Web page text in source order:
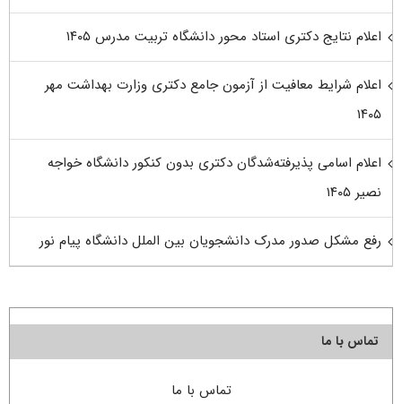
اعلام نتایج دکتری استاد محور دانشگاه تربیت مدرس ۱۴۰۵
اعلام شرایط معافیت از آزمون جامع دکتری وزارت بهداشت مهر
۱۴۰۵
اعلام اسامی پذیرفته‌شدگان دکتری بدون کنکور دانشگاه خواجه
نصیر ۱۴۰۵
رفع مشکل صدور مدرک دانشجویان بین الملل دانشگاه پیام نور
تماس با ما
تماس با ما